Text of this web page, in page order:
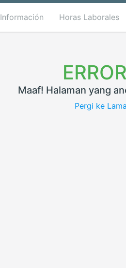
Información Horas Laborales
Maaf! Halaman yang
Pergi ke